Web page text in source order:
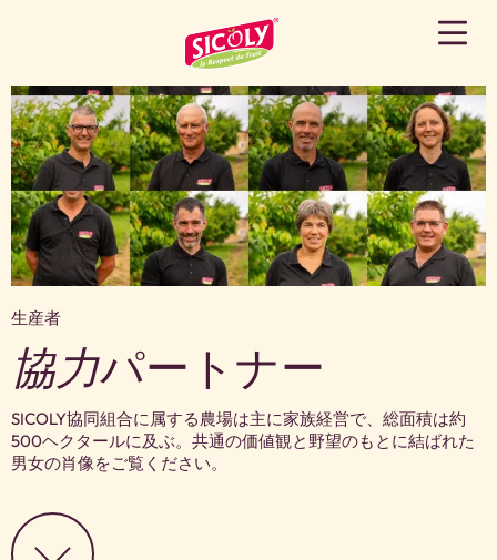
生産者
協力パートナー
SICOLY協同組合に属する農場は主に家族経営で、総面積は約
500ヘクタールに及ぶ。共通の価値観と野望のもとに結ばれた
男女の肖像をご覧ください。